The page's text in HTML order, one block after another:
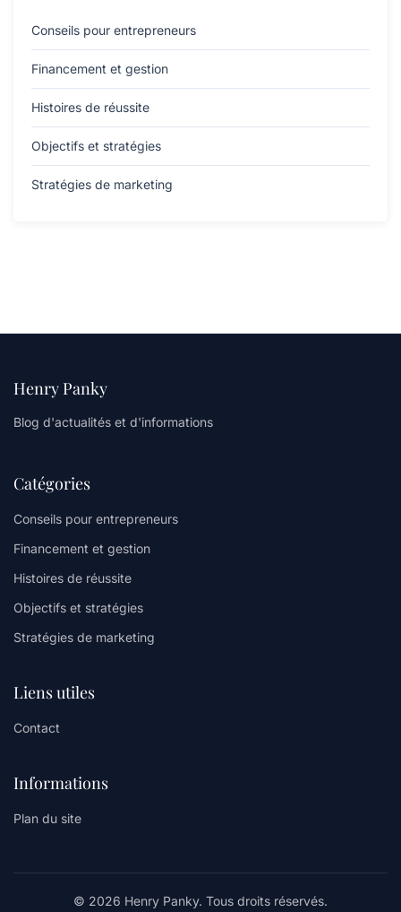
Conseils pour entrepreneurs
Financement et gestion
Histoires de réussite
Objectifs et stratégies
Stratégies de marketing
Henry Panky
Blog d'actualités et d'informations
Catégories
Conseils pour entrepreneurs
Financement et gestion
Histoires de réussite
Objectifs et stratégies
Stratégies de marketing
Liens utiles
Contact
Informations
Plan du site
© 2026 Henry Panky. Tous droits réservés.